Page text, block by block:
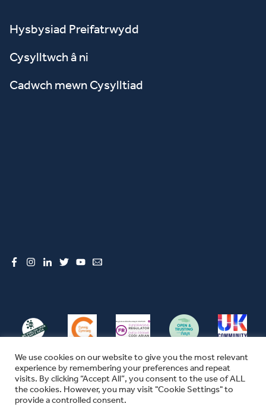
Hysbysiad Preifatrwydd
Cysylltwch â ni
Cadwch mewn Cysylltiad
© CFW 2026 ALL RIGHTS RESERVED
We use cookies on our website to give you the most relevant
experience by remembering your preferences and repeat
visits. By clicking “Accept All”, you consent to the use of ALL
the cookies. However, you may visit "Cookie Settings" to
provide a controlled consent.